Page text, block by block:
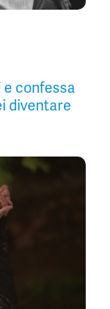
e confessa
diventare